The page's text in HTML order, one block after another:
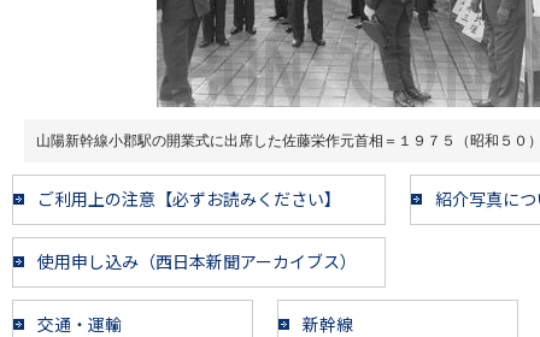
山陽新幹線小郡駅の開業式に出席した佐藤栄作元首相＝１９７５（昭和５０
ご利用上の注意【必ずお読みください】 紹介写真に
使用申し込み（西日本新聞アーカイブス）
交通・運輸 新幹線